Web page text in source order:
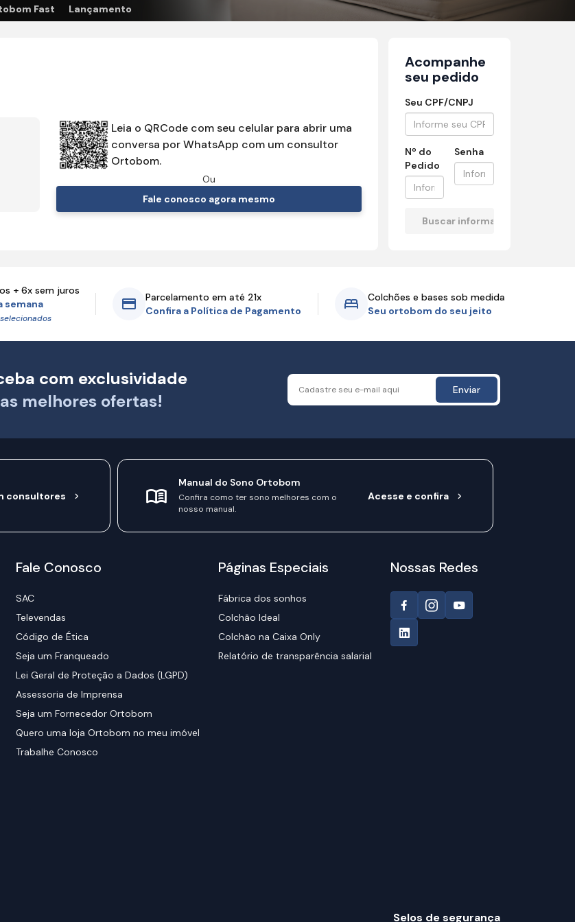
Fast Lançamento
Leia o QRCode com seu celular para abrir uma
conversa por WhatsApp com um consultor
Ortobom.
Ou
Fale conosco agora mesmo
Acompanhe
seu pedido
Seu CPF/CNPJ
Nº do
Pedido
Senha
+ 6x sem juros
semana
Parcelamento em até 21x
Confira a Política de Pagamento
Colchões e bases sob medida
Seu ortobom do seu jeito
com exclusividade
as melhores ofertas!
Enviar
consultores
Manual do Sono Ortobom
Confira como ter sono melhores com o
nosso manual.
Acesse e confira
Fale Conosco
SAC
Televendas
Código de Ética
Seja um Franqueado
Lei Geral de Proteção a Dados (LGPD)
Assessoria de Imprensa
Seja um Fornecedor Ortobom
Quero uma loja Ortobom no meu imóvel
Trabalhe Conosco
Páginas Especiais
Fábrica dos sonhos
Colchão Ideal
Colchão na Caixa Only
Relatório de transparência salarial
Nossas Redes
Selos de segurança